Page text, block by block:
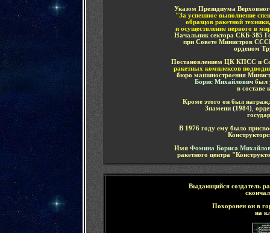
Указом Президиума
"За успешное выполнение
образцов ракетной
и осуществление первого в
Начальник сектора СКБ-385
при Совете Министров
орденом
Постановлением ЦК КПСС и
ракетных комплексов
бюро машиностроения
Борис Михайлович был
в составе
Кроме этого он был
Знамени (1984),
В 1976 году ему было
Имя Фомина Бориса
ракетного центра
Выдающийся создатель
Похоронен он в
на